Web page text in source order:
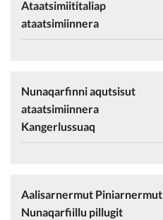
Ataatsimiititaliap
ataatsimiinnera
Nunaqarfinni aqutsisut
ataatsimiinnera
Kangerlussuaq
Aalisarnermut Piniarnermut
Nunaqarfiillu pillugit